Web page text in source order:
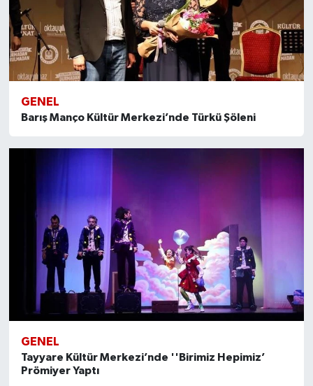
GENEL
Barış Manço Kültür Merkezi’nde Türkü Şöleni
GENEL
Tayyare Kültür Merkezi’nde ''Birimiz Hepimiz’
Prömiyer Yaptı